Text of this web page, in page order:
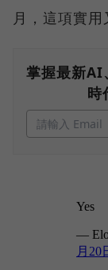
月，這項實用
掌握最新AI
時